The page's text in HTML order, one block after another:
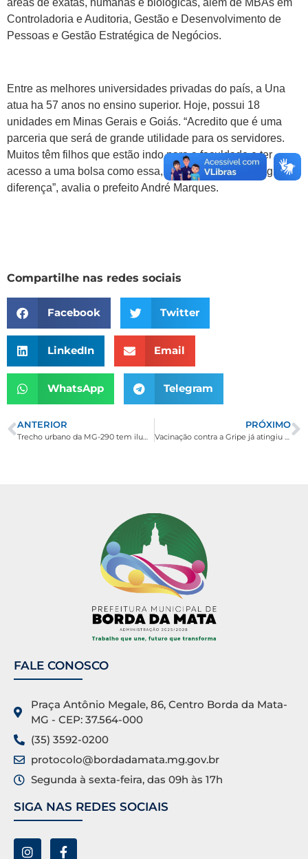
áreas de exatas, humanas e biológicas, além de MBAs em
Controladoria e Auditoria, Gestão e Desenvolvimento de
Pessoas e Gestão Estratégica de Negócios.
Entre as melhores universidades privadas do país, a Una
atua ha 57 anos no ensino superior. Hoje, possui 18
unidades em Minas Gerais e Goiás. “Acredito que é uma
parceria que será de grande utilidade para os servidores.
Muitos têm filhos que estão indo para a faculdade e ter
acesso a uma bolsa como essa, certamente, faz uma grande
diferença”, avalia o prefeito André Marques.
Compartilhe nas redes sociais
Facebook Twitter
LinkedIn Email
WhatsApp Telegram
ANTERIOR
Trecho urbano da MG-290 tem iluminação revitalizada
PRÓXIMO
Vacinação contra a Gripe já atingiu 62% do público-alvo em Borda da Mata
FALE CONOSCO
Praça Antônio Megale, 86, Centro Borda da Mata-
MG - CEP: 37.564-000
(35) 3592-0200
protocolo@bordadamata.mg.gov.br
Segunda à sexta-feira, das 09h às 17h
SIGA NAS REDES SOCIAIS